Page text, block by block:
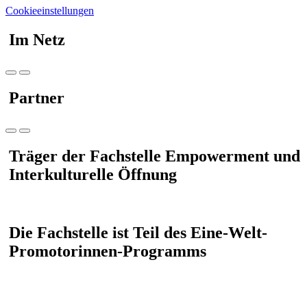
Cookieeinstellungen
Im Netz
Partner
Träger der Fachstelle Empowerment und
Interkulturelle Öffnung
Die Fachstelle ist Teil des Eine-Welt-
Promotorinnen-Programms